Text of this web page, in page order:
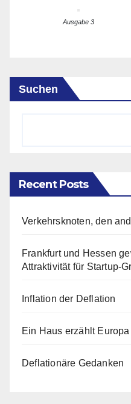
Ausgabe 3
Suchen
Recent Posts
Verkehrsknoten, den
Frankfurt und Hessen
Attraktivität für Startup-
Inflation der Deflation
Ein Haus erzählt Europa
Deflationäre Gedanken